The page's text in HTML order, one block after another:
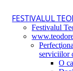
FESTIVALUL
Festivalul
serviciilor
O